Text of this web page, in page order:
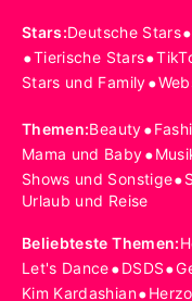
Stars:Deutsche Stars•
•Tierische Stars•
Stars und Family•
Themen:Beauty•
Mama und Baby•
Shows und Sonstige•
Urlaub und Reise
Beliebteste Themen:
Let's Dance•DSDS•
Kim Kardashian•